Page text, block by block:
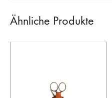
Ähnliche Produkte